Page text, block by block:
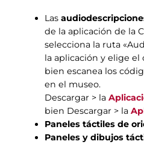
Las
de la aplicación de la
selecciona la ruta
la aplicación y elige
bien escanea los
en el museo.
Descargar > la
bien Descargar > la
Paneles táctiles de
Paneles y dibujos